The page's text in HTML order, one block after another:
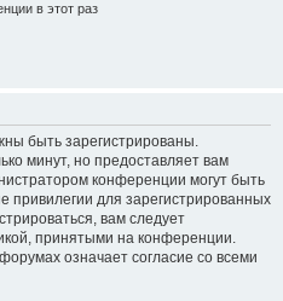
в этот раз
быть зарегистрированы.
минут, но предоставляет вам
конференции могут быть
привилегии для зарегистрированных
вам следует
принятыми на конференции.
означает согласие со всеми